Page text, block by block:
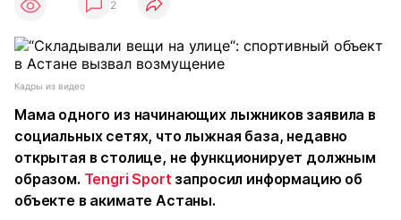
2
Кадры из видео
Мама одного из начинающих лыжников заявила в
социальных сетях, что лыжная база, недавно
открытая в столице, не функционирует должным
образом. Tengri Sport запросил информацию об
объекте в акимате Астаны.